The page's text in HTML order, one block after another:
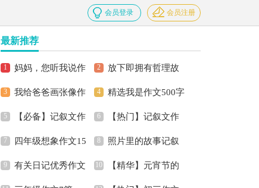
会员登录 会员注册
最新推荐
妈妈，您听我说作
文
放下即拥有哲理故
事
我给爸爸画张像作
文
精选我是作文500字
3篇
【必备】记叙文作
文8篇
【热门】记叙文作
文合集9篇
四年级想象作文15
篇
照片里的故事记叙
文
有关日记优秀作文 【精华】元宵节的